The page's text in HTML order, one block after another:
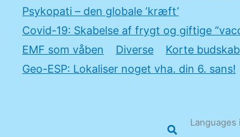
Psykopati – den globale ‘kræft’
Covid-19: Skabelse af frygt og giftige
EMF som våben
Diverse
Korte
Geo-ESP: Lokaliser noget vha. din 6. sans!
Søg Languages